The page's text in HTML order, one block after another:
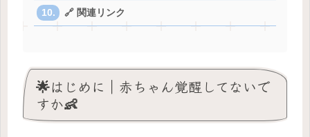
🔗 関連リンク
🌟はじめに｜赤ちゃん覚醒してないで
すか👶